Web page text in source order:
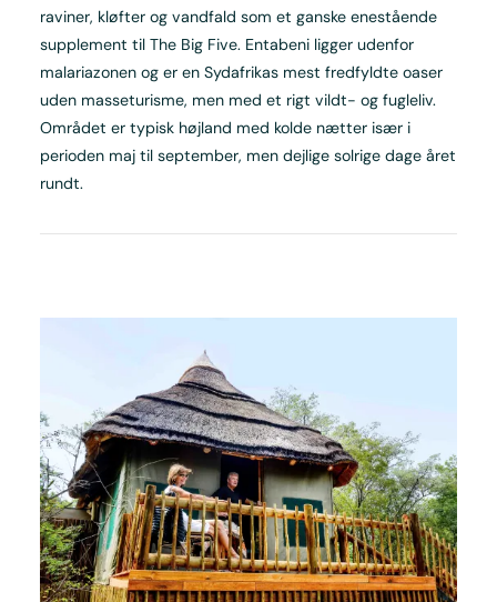
raviner, kløfter og vandfald som et ganske enestående
supplement til The Big Five. Entabeni ligger udenfor
malariazonen og er en Sydafrikas mest fredfyldte oaser
uden masseturisme, men med et rigt vildt- og fugleliv.
Området er typisk højland med kolde nætter især i
perioden maj til september, men dejlige solrige dage året
rundt.